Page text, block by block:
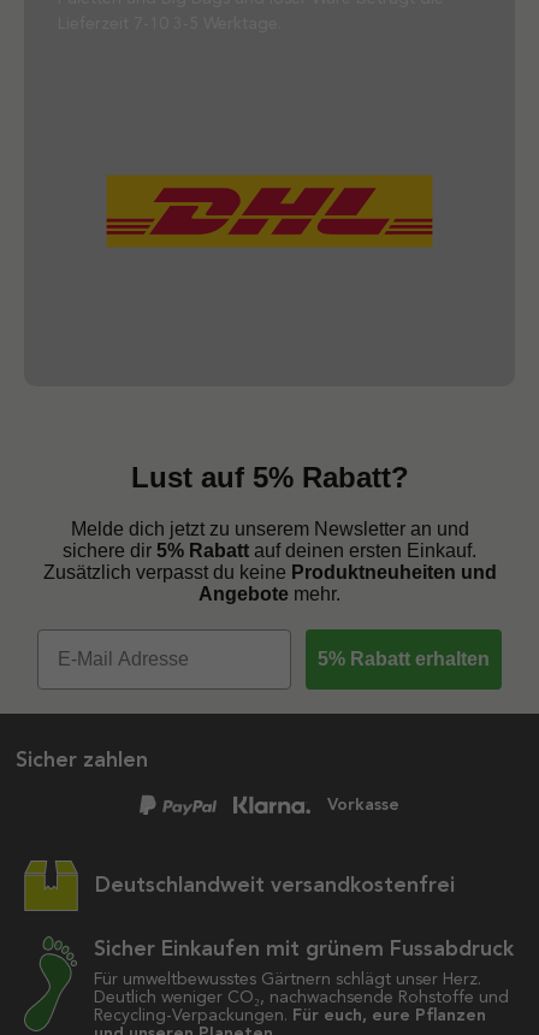
Lust auf 5% Rabatt?
Melde dich jetzt zu unserem Newsletter an und
sichere dir 5% Rabatt auf deinen ersten Einkauf.
Zusätzlich verpasst du keine Produktneuheiten und
Angebote mehr.
5% Rabatt erhalten
Sicher zahlen
Vorkasse
Deutschlandweit versandkostenfrei
Sicher Einkaufen mit grünem Fussabdruck
Für umweltbewusstes Gärtnern schlägt unser Herz.
Deutlich weniger CO₂, nachwachsende Rohstoffe und
Recycling-Verpackungen. Für euch, eure Pflanzen